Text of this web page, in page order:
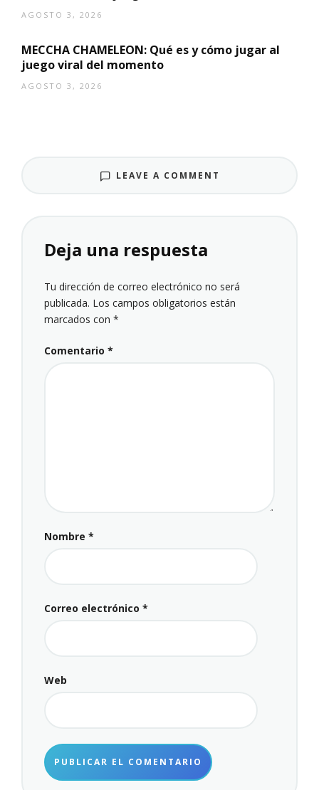
AGOSTO 3, 2026
MECCHA CHAMELEON: Qué es y cómo jugar al
juego viral del momento
AGOSTO 3, 2026
LEAVE A COMMENT
Deja una respuesta
Tu dirección de correo electrónico no será
publicada. Los campos obligatorios están
marcados con *
Comentario *
Nombre *
Correo electrónico *
Web